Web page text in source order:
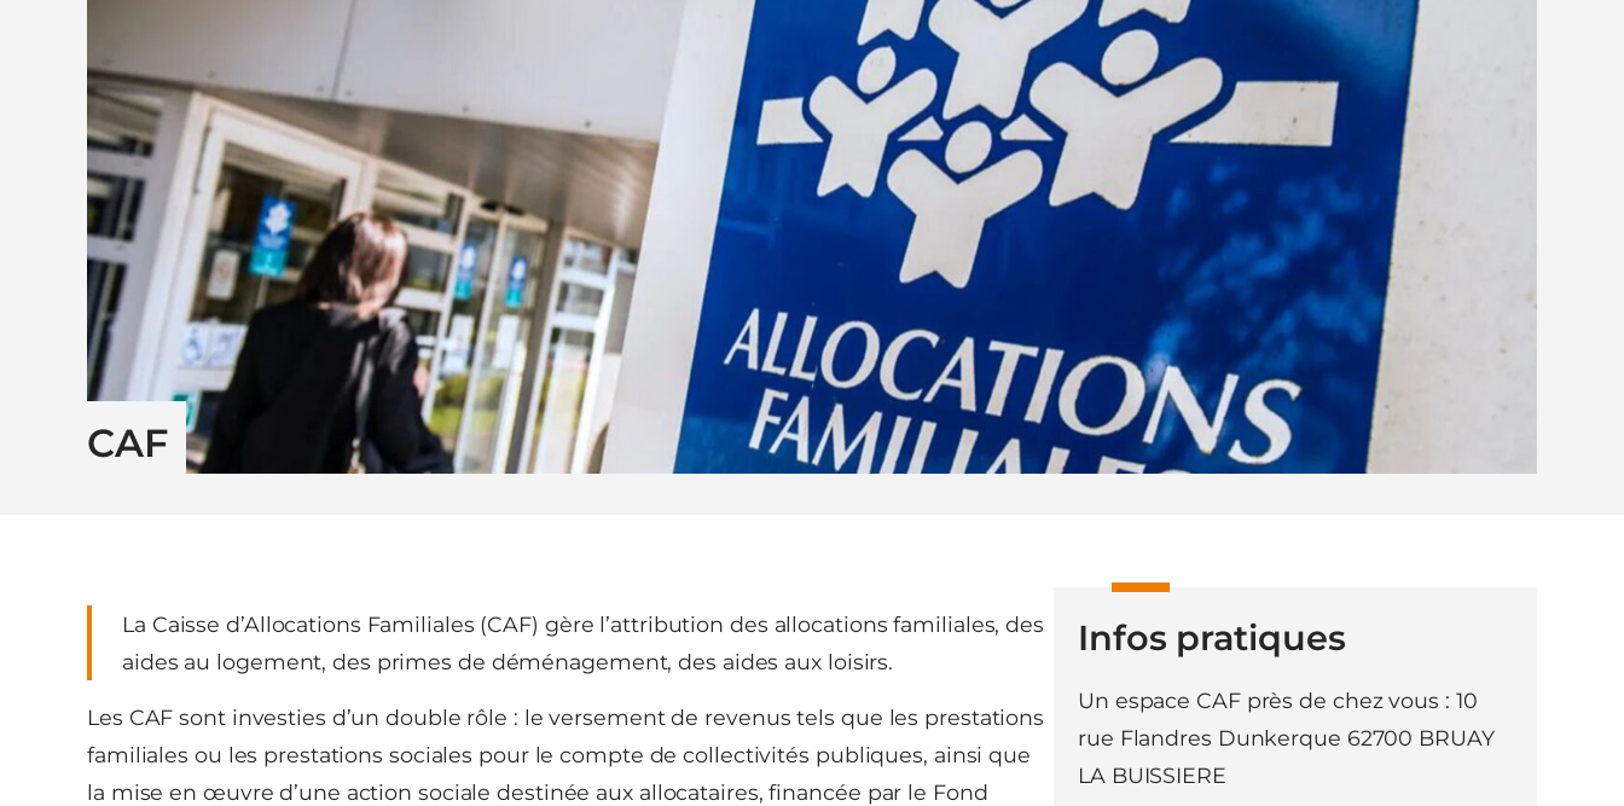
CAF
La Caisse d’Allocations Familiales (CAF) gère l’attribution des allocations familiales, des
aides au logement, des primes de déménagement, des aides aux loisirs.
Les CAF sont investies d’un double rôle : le versement de revenus tels que les prestations
familiales ou les prestations sociales pour le compte de collectivités publiques, ainsi que
la mise en œuvre d’une action sociale destinée aux allocataires, financée par le Fond
Infos pratiques
Un espace CAF près de chez vous : 10
rue Flandres Dunkerque 62700 BRUAY
LA BUISSIERE